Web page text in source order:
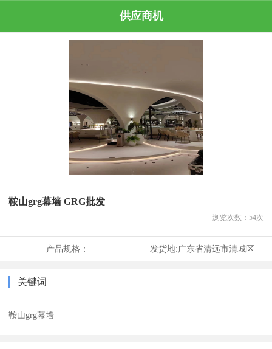
供应商机
鞍山grg幕墙 GRG批发
浏览次数： 54次
产品规格： 发货地:广东省清远市清城区
关键词
鞍山grg幕墙